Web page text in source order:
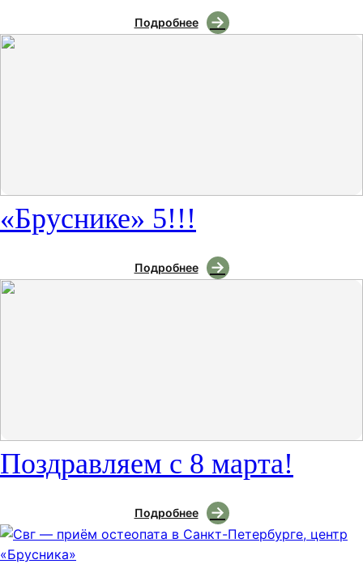
Подробнее
«Бруснике» 5!!!
Подробнее
Поздравляем с 8 марта!
Подробнее